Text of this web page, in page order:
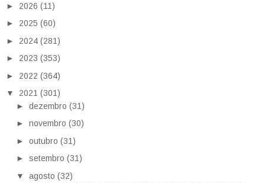
► 2026 (11)
► 2025 (60)
► 2024 (281)
► 2023 (353)
► 2022 (364)
▼ 2021 (301)
► dezembro (31)
► novembro (30)
► outubro (31)
► setembro (31)
▼ agosto (32)